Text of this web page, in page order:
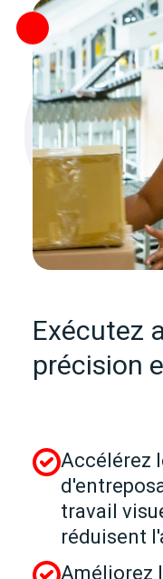
Exécutez
précision
Accélérez
travail
réduisent
Améliorez